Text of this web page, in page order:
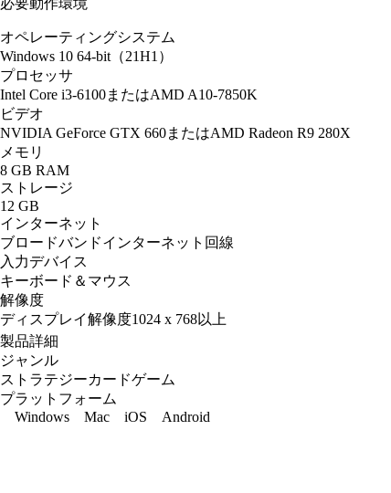
オペレーティングシステム
Windows 10 64-bit（21H1）
プロセッサ
Intel Core i3-6100またはAMD A10-7850K
ビデオ
NVIDIA GeForce GTX 660またはAMD Radeon R9 280X
メモリ
8 GB RAM
ストレージ
12 GB
インターネット
ブロードバンドインターネット回線
入力デバイス
キーボード＆マウス
解像度
ディスプレイ解像度1024 x 768以上
製品詳細
ジャンル
ストラテジーカードゲーム
プラットフォーム
Windows
Mac iOS Android